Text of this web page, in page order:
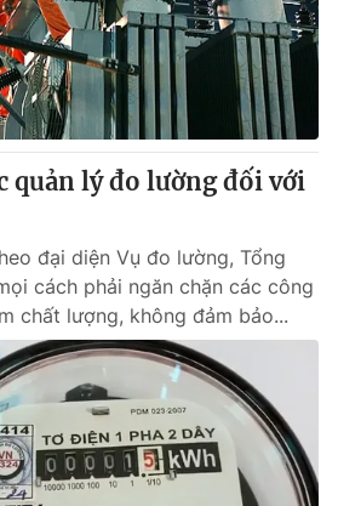
quản lý đo lường đối với
đại diện Vụ đo lường, Tổng
cách phải ngăn chặn các công
chất lượng, không đảm bảo...